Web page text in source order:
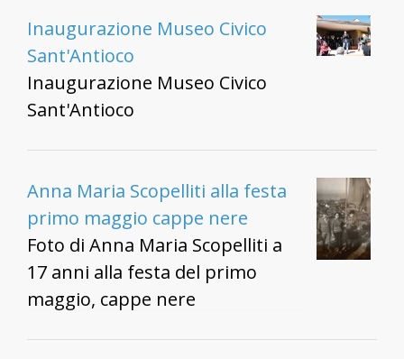
Inaugurazione Museo Civico
Sant'Antioco
Inaugurazione Museo Civico
Sant'Antioco
Anna Maria Scopelliti alla festa
primo maggio cappe nere
Foto di Anna Maria Scopelliti a
17 anni alla festa del primo
maggio, cappe nere